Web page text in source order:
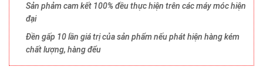
Sản phảm cam kết 100% đều thực hiện trên các máy móc hiện
đại
Đền gấp 10 lần giá trị của sản phẩm nếu phát hiện hàng kém
chất lượng, hàng đểu